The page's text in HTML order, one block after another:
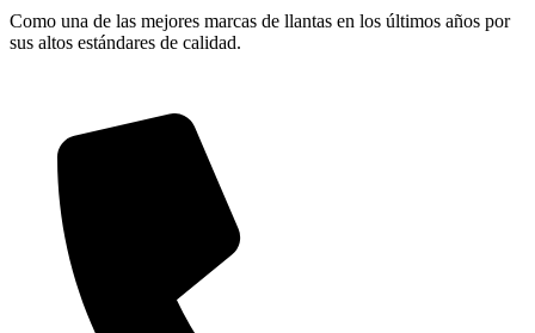
Como una de las mejores marcas de llantas en los últimos años por
sus altos estándares de calidad.